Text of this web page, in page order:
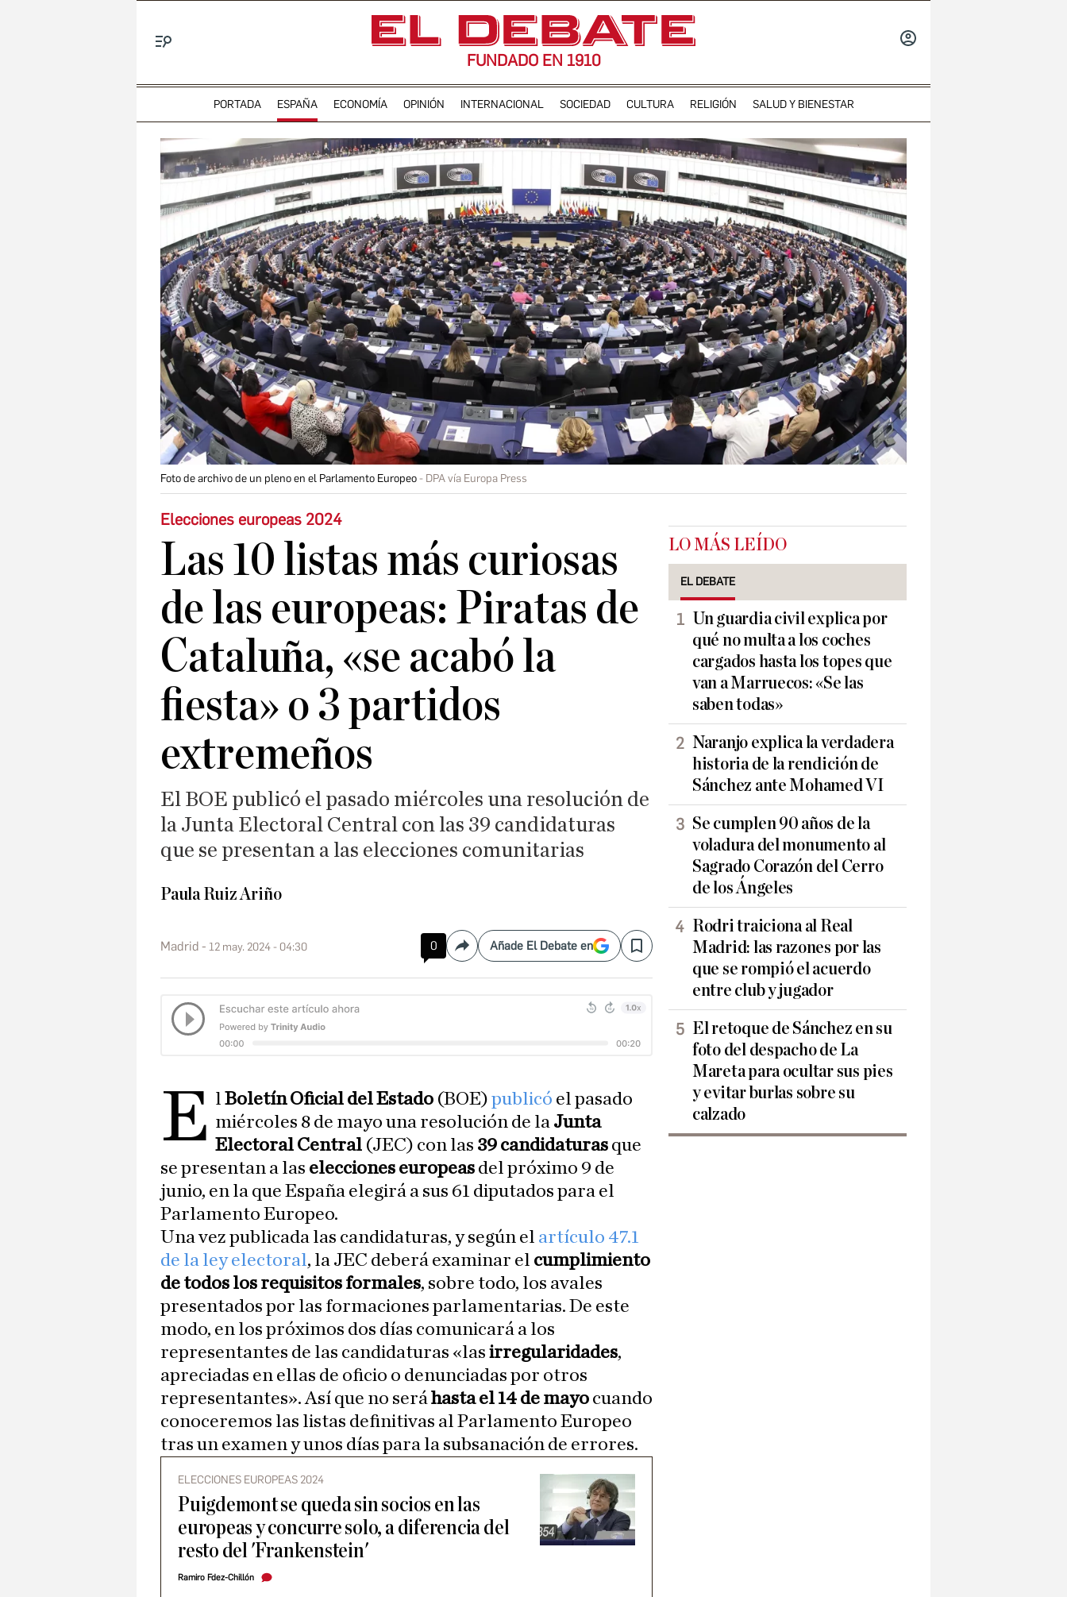
FUNDADO EN 1910
PORTADA ESPAÑA ECONOMÍA OPINIÓN INTERNACIONAL SOCIEDAD CULTURA RELIGIÓN SALUD Y BIENESTAR
Foto de archivo de un pleno en el Parlamento Europeo DPA vía Europa Press
Elecciones europeas 2024
Las 10 listas más curiosas
de las europeas: Piratas de
Cataluña, «se acabó la
fiesta» o 3 partidos
extremeños
El BOE publicó el pasado miércoles una resolución de
la Junta Electoral Central con las 39 candidaturas
que se presentan a las elecciones comunitarias
Paula Ruiz Ariño
Madrid 12 may. 2024 - 04:30 0 CompartirAñade El Debate en Save
E lBoletín Oficial del Estado (BOE)publicó el pasado
miércoles 8 de mayo una resolución de la Junta
Electoral Central (JEC) con las 39 candidaturas que
se presentan a las elecciones europeas del próximo 9 de
junio, en la que España elegirá a sus 61 diputados para el
Parlamento Europeo.
Una vez publicada las candidaturas, y según el artículo 47.1
de la ley electoral, la JEC deberá examinar el cumplimiento
de todos los requisitos formales, sobre todo, los avales
presentados por las formaciones parlamentarias. De este
modo, en los próximos dos días comunicará a los
representantes de las candidaturas «las irregularidades,
apreciadas en ellas de oficio o denunciadas por otros
representantes». Así que no seráhasta el 14 de mayo cuando
conoceremos las listas definitivas al Parlamento Europeo
tras un examen y unos días para la subsanación de errores.
ELECCIONES EUROPEAS 2024
Puigdemont se queda sin socios en las
europeas y concurre solo, a diferencia del
resto del 'Frankenstein'
Ramiro Fdez-Chillón
LO MÁS LEÍDO
EL DEBATE
Un guardia civil explica por
qué no multa a los coches
cargados hasta los topes que
van a Marruecos: «Se las
saben todas»
Naranjo explica la verdadera
historia de la rendición de
Sánchez ante Mohamed VI
Se cumplen 90 años de la
voladura del monumento al
Sagrado Corazón del Cerro
de los Ángeles
Rodri traiciona al Real
Madrid: las razones por las
que se rompió el acuerdo
entre club y jugador
El retoque de Sánchez en su
foto del despacho de La
Mareta para ocultar sus pies
y evitar burlas sobre su
calzado